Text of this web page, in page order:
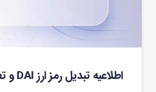
اطلاعیه تبدیل رمز ارز DAI و تغییر برند به USDS